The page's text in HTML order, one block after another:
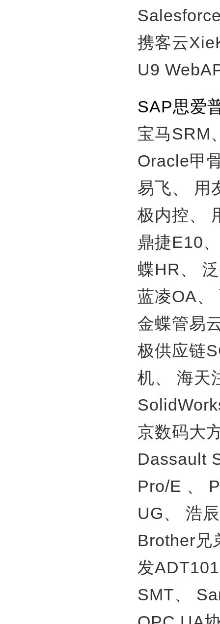
携客云
U9
SAP思爱
宝马SRM
Oracle甲
易飞、
用
极内控、
鼎捷E10、
蝶HR、
蓝凌OA、
金蝶管易
极供应链
机、
海天
京数码大
Dassault
Pro/E 、
UG、
浩
Brother兄
发
SMT、